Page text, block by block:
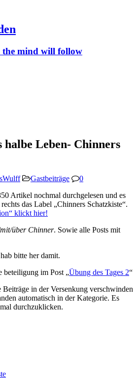
mind will follow
halbe Leben- Chinners
Gastbeiträge
0
Artikel nochmal durchgelesen und es
das Label „Chinners Schatzkiste“.
klickt hier!
über Chinner. Sowie alle Posts mit
bitte her damit.
beteiligung im Post „Übung des Tages 2“
Beiträge in der Versenkung verschwinden
automatisch in der Kategorie. Es
durchzuklicken.